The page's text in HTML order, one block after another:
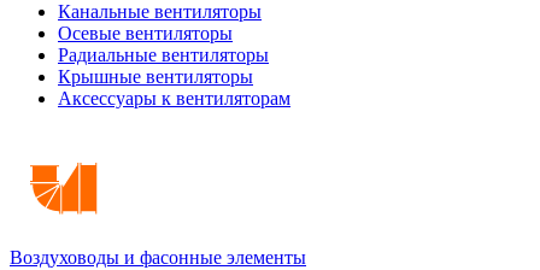
Канальные вентиляторы
Осевые вентиляторы
Радиальные вентиляторы
Крышные вентиляторы
Аксессуары к вентиляторам
Воздуховоды и фасонные элементы